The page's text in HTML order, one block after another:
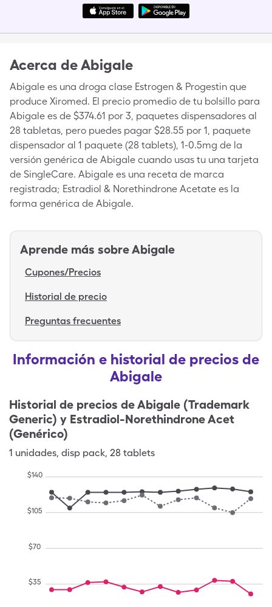
Acerca deAbigale
Abigale es una droga clase Estrogen & Progestin que
produce Xiromed. El precio promedio de tu bolsillo para
Abigale es de $374.61 por 3, paquetes dispensadores al
28 tabletas, pero puedes pagar $28.55 por 1, paquete
dispensador al 1 paquete (28 tablets), 1-0.5mg de la
versión genérica de Abigale cuando usas tu una tarjeta
de SingleCare. Abigale es una receta de marca
registrada; Estradiol & Norethindrone Acetate es la
forma genérica de Abigale.
Aprende más sobreAbigale
Cupones/Precios
Historial de precio
Preguntas frecuentes
Información e historial de precios de
Abigale
Historial de precios deAbigale (Trademark
Generic) y Estradiol-Norethindrone Acet
(Genérico)
1 unidades, disp pack, 28 tablets
$35
$70
$105
$140